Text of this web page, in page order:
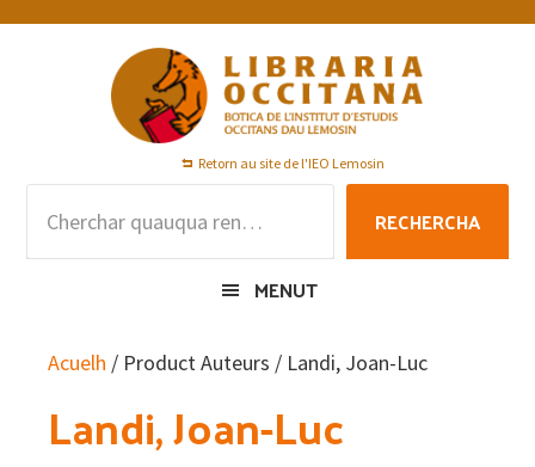
Skip
Skip
Skip
Retorn au site de l'IEO Lemosin
RECHERCHA
MENUT
Acuelh / Product Auteurs / Landi, Joan-Luc
Landi, Joan-Luc